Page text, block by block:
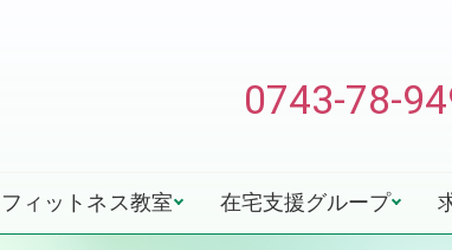
0743-78-
フィットネス教室 在宅支援グループ